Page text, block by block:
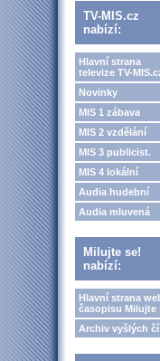
TV-MIS.cz
nabízí:
Hlavní strana
televize TV-
Novinky
MIS 1 zábava
MIS 2 vzdělání
MIS 3 publicist.
MIS 4 lokální
Audia hudební
Audia mluvená
Milujte se!
nabízí:
Hlavní strana
časopisu Milujte
Archiv vyšlých